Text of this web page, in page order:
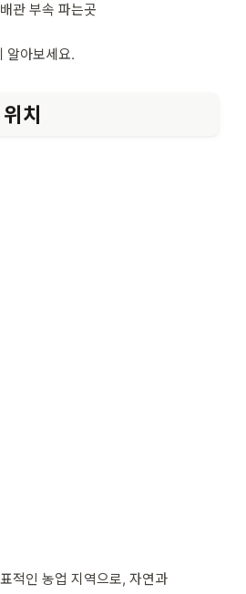
관 부속 파는곳
알아보세요.
치
적인 농업 지역으로, 자연과